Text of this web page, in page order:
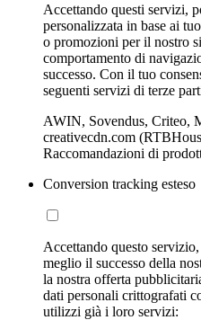
Accettando questi servizi,
personalizzata in base ai
o promozioni per il nostro
comportamento di
successo. Con il tuo
seguenti servizi di terze
AWIN, Sovendus, Criteo,
creativecdn.com
Raccomandazioni di
Conversion tracking esteso
Accettando questo
meglio il successo della
la nostra offerta
dati personali crittografati
utilizzi già i loro servizi: